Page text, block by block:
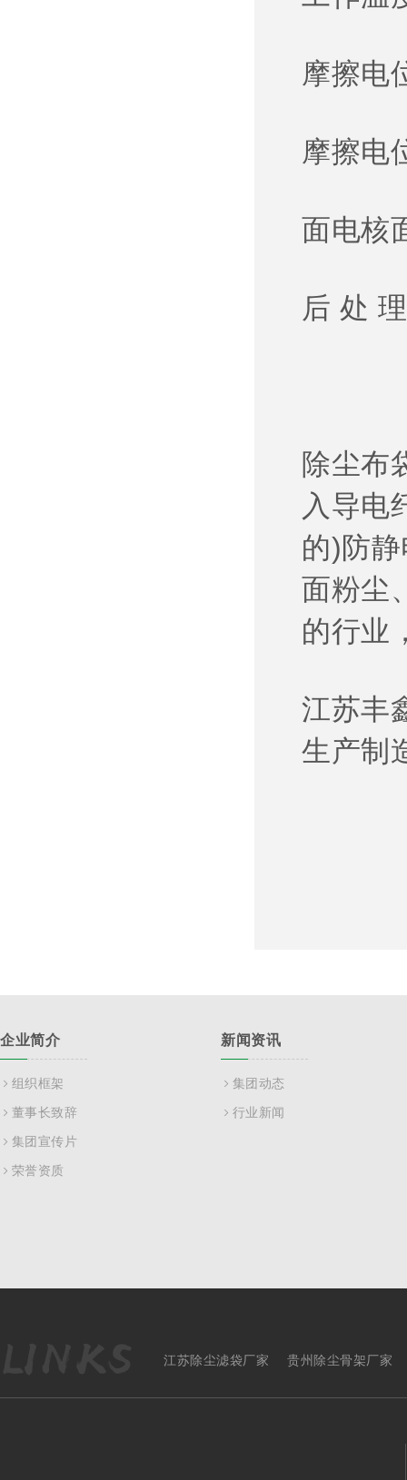
摩擦电
摩擦电
面电核
后 处
除尘布
入导电
的)防
面粉尘
的行业
江苏丰
生产制
企业简介
组织框架
董事长致辞
集团宣传片
荣誉资质
新闻资讯
集团动态
行业新闻
江苏除尘滤袋厂家 贵州除尘骨架厂家